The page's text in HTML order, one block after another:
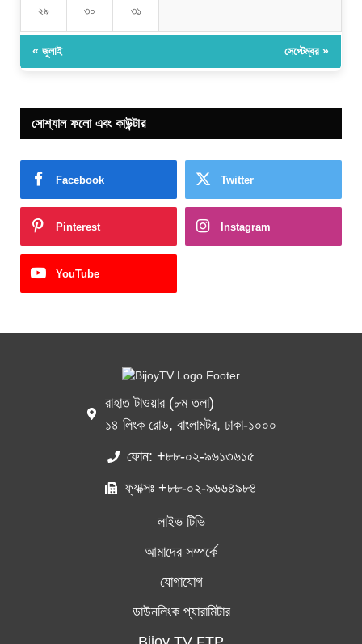
২৯ ৩০ ৩১
« জুলাই সেপ্টেম্বর »
সোশ্যাল ফলো এবং কাউন্টার
Facebook Twitter
Pinterest Instagram
YouTube
রাহাত টাওয়ার (৮ম তলা)
১৪ লিংক রোড, বাংলামটর, ঢাকা-১০০০
ফোন: +৮৮-০২-৯৬১৩৬১৫
ফ্যাক্সঃ +৮৮-০২-৯৬৬৪৯৮৪
লাইভ টিভি
আমাদের সম্পর্কে
যোগাযোগ
ডাউনলিংক প্যারামিটার